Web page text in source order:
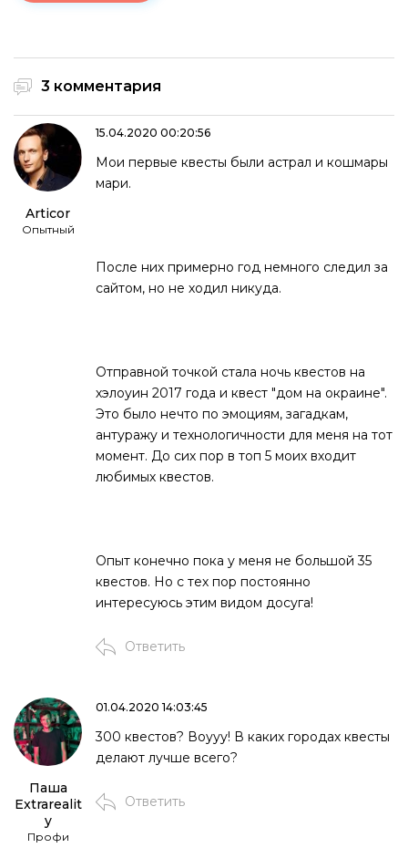
3 комментария
Articor
Опытный
15.04.2020 00:20:56
Мои первые квесты были астрал и кошмары
мари.
После них примерно год немного следил за
сайтом, но не ходил никуда.
Отправной точкой стала ночь квестов на
хэлоуин 2017 года и квест "дом на окраине".
Это было нечто по эмоциям, загадкам,
антуражу и технологичности для меня на тот
момент. До сих пор в топ 5 моих входит
любимых квестов.
Опыт конечно пока у меня не большой 35
квестов. Но с тех пор постоянно
интересуюсь этим видом досуга!
Ответить
Паша
Extrarealit
y
Профи
01.04.2020 14:03:45
300 квестов? Воууу! В каких городах квесты
делают лучше всего?
Ответить